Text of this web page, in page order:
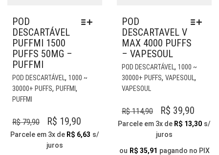
POD
DESCARTÁVEL
PUFFMI 1500
PUFFS 50MG –
PUFFMI
POD DESCARTÁVEL, 1000 ~
30000+ PUFFS, PUFFMI ,
PUFFMI
PRODUTO
VARIANTES.
OPÇÕES
PODEM
R$79,90
O
PREÇO
ORIGINAL
R$ 19,90
PREÇO
Parcele em 3x de R$ 6,63 s/
juros
POD
DESCARTAVEL V
MAX 4000 PUFFS
– VAPESOUL
POD DESCARTÁVEL, 1000 ~
30000+ PUFFS, VAPESOUL,
VAPESOUL
SER
R$114,90
O
PREÇO
ORIGINAL
ERA:
R$ 39,90
É:
Parcele em 3x de R$ 13,30 s/
juros
ou R$ 35,91 pagando no PIX